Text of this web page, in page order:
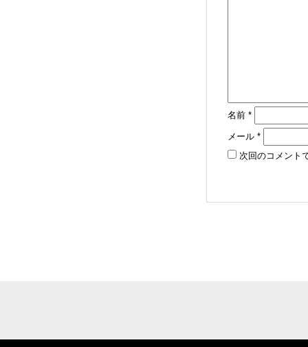
名前 *
メール *
次回のコメント